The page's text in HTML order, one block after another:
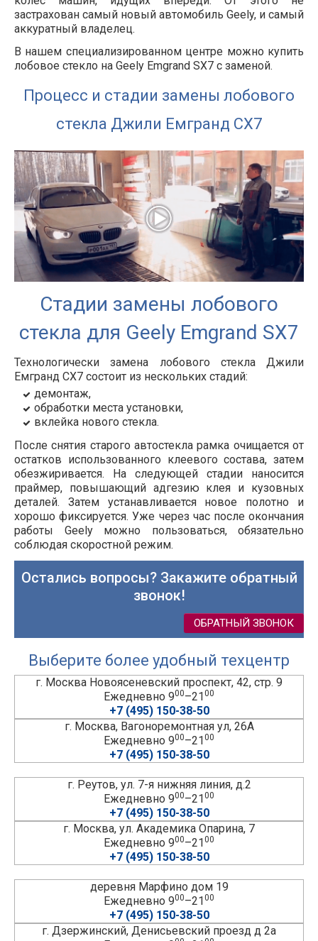
застрахован самый новый автомобиль Geely, и самый
аккуратный владелец.
В нашем специализированном центре можно купить
лобовое стекло на Geely Emgrand SX7 с заменой.
Процесс и стадии замены лобового
стекла Джили Емгранд СХ7
Стадии замены лобового
стекла для Geely Emgrand SX7
Технологически замена лобового стекла Джили
Емгранд СХ7 состоит из нескольких стадий:
демонтаж,
обработки места установки,
вклейка нового стекла.
После снятия старого автостекла рамка очищается от
остатков использованного клеевого состава, затем
обезжиривается. На следующей стадии наносится
праймер, повышающий адгезию клея и кузовных
деталей. Затем устанавливается новое полотно и
хорошо фиксируется. Уже через час после окончания
работы Geely можно пользоваться, обязательно
соблюдая скоростной режим.
Остались вопросы? Закажите обратный
звонок!
ОБРАТНЫЙ ЗВОНОК
Выберите более удобный техцентр
г. Москва Новоясеневский проспект, 42, стр. 9
Ежедневно 900–2100
+7 (495) 150-38-50
г. Москва, Вагоноремонтная ул, 26А
Ежедневно 900–2100
+7 (495) 150-38-50
г. Реутов, ул. 7-я нижняя линия, д.2
Ежедневно 900–2100
+7 (495) 150-38-50
г. Москва, ул. Академика Опарина, 7
Ежедневно 900–2100
+7 (495) 150-38-50
деревня Марфино дом 19
Ежедневно 900–2100
+7 (495) 150-38-50
г. Дзержинский, Денисьевский проезд д 2а